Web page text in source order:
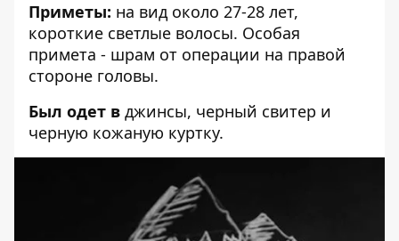
Приметы: на вид около 27-28 лет,
короткие светлые волосы. Особая
примета - шрам от операции на правой
стороне головы.
Был одет в джинсы, черный свитер и
черную кожаную куртку.